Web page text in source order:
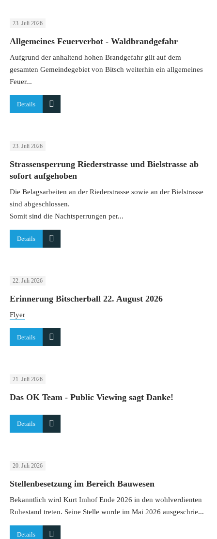
23. Juli 2026
Allgemeines Feuerverbot - Waldbrandgefahr
Aufgrund der anhaltend hohen Brandgefahr gilt auf dem
gesamten Gemeindegebiet von Bitsch weiterhin ein allgemeines
Feuer...
Details
23. Juli 2026
Strassensperrung Riederstrasse und Bielstrasse ab
sofort aufgehoben
Die Belagsarbeiten an der Riederstrasse sowie an der Bielstrasse
sind abgeschlossen.
Somit sind die Nachtsperrungen per...
Details
22. Juli 2026
Erinnerung Bitscherball 22. August 2026
Flyer
Details
21. Juli 2026
Das OK Team - Public Viewing sagt Danke!
Details
20. Juli 2026
Stellenbesetzung im Bereich Bauwesen
Bekanntlich wird Kurt Imhof Ende 2026 in den wohlverdienten
Ruhestand treten. Seine Stelle wurde im Mai 2026 ausgeschrie...
Details